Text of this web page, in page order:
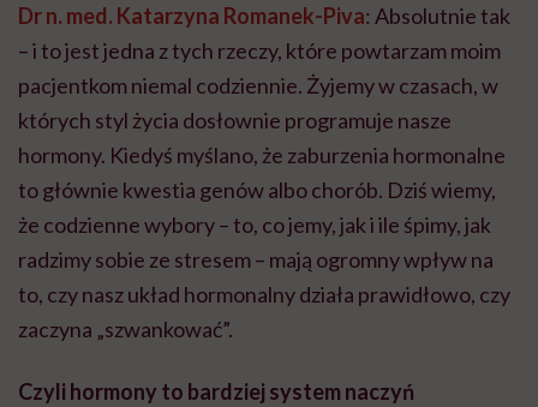
Dr n. med. Katarzyna Romanek-Piva: Absolutnie tak
– i to jest jedna z tych rzeczy, które powtarzam moim
pacjentkom niemal codziennie. Żyjemy w czasach, w
których styl życia dosłownie programuje nasze
hormony. Kiedyś myślano, że zaburzenia hormonalne
to głównie kwestia genów albo chorób. Dziś wiemy,
że codzienne wybory – to, co jemy, jak i ile śpimy, jak
radzimy sobie ze stresem – mają ogromny wpływ na
to, czy nasz układ hormonalny działa prawidłowo, czy
zaczyna „szwankować”.
Czyli hormony to bardziej system naczyń